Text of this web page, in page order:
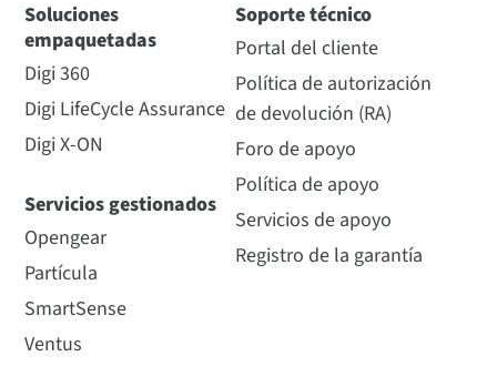
Soluciones
empaquetadas
Digi 360
Digi LifeCycle Assurance
Digi X-ON
Servicios gestionados
Opengear
Partícula
SmartSense
Ventus
Soporte técnico
Portal del cliente
Política de autorización
de devolución (RA)
Foro de apoyo
Política de apoyo
Servicios de apoyo
Registro de la garantía